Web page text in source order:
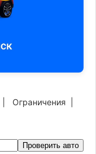
Ограничения
Проверить авто